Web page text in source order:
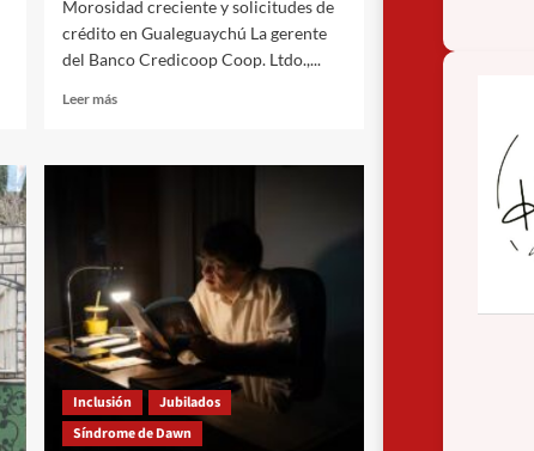
Morosidad creciente y solicitudes de
crédito en Gualeguaychú La gerente
del Banco Credicoop Coop. Ltdo.,...
Leer másRead
“No
a
la
gente”,
afirma
Daniela
Matteucci
Inclusión
Jubilados
Síndrome de Dawn